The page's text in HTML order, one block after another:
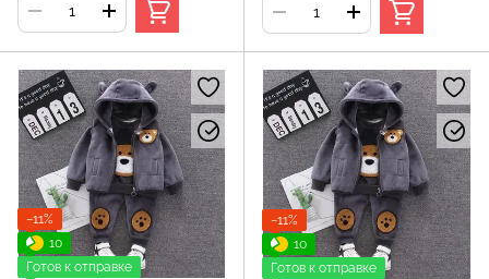
−11%
10
Готов к отправке
−11%
10
Готов к отправке